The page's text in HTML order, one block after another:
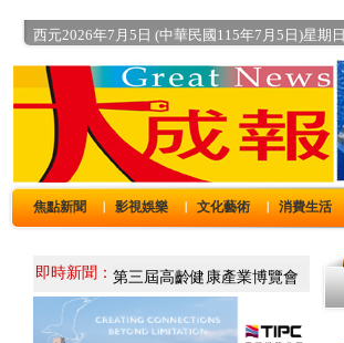
西元2026年7月5日 (中華民國115年7月5日)星期日
焦點新聞 影視娛樂 文化藝術 消費生活
即時新聞：